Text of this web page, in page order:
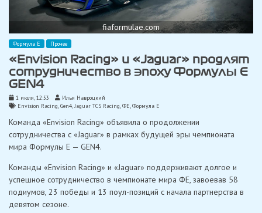
fiaformulae.com
Формула Е Прочее
«Envision Racing» и «Jaguar» продлят
сотрудничество в эпоху Формулы Е
GEN4
1 июля, 12:53
Илья Навроцкий
Envision Racing,Gen4,Jaguar TCS Racing,ФЕ,Формула Е
Команда «Envision Racing» объявила о продолжении
сотрудничества с «Jaguar» в рамках будущей эры чемпионата
мира Формулы Е — GEN4.
Команды «Envision Racing» и «Jaguar» поддерживают долгое и
успешное сотрудничество в чемпионате мира ФE, завоевав 58
подиумов, 23 победы и 13 поул-позиций с начала партнерства в
девятом сезоне.